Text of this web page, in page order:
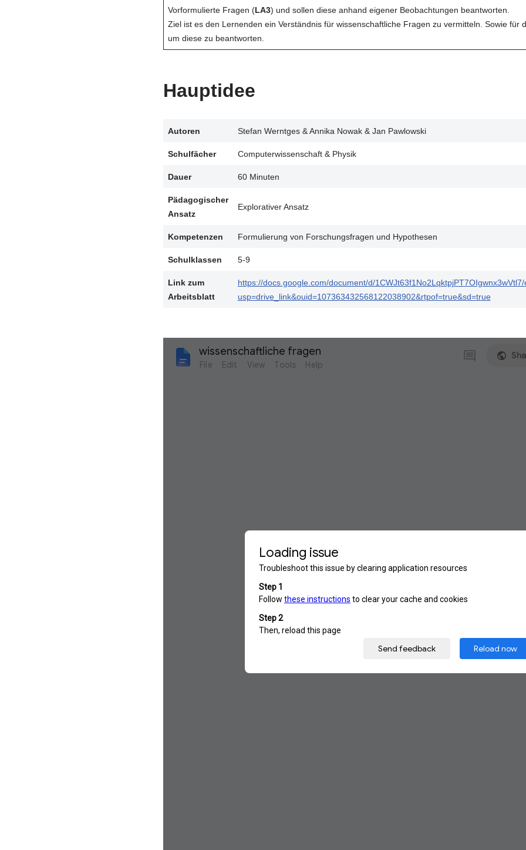
Vorformulierte Fragen (LA3) und sollen diese anhand eigener Beobachtungen beantworten.
Ziel ist es den Lernenden ein Verständnis für wissenschaftliche Fragen zu vermitteln. Sowie für
um diese zu beantworten.
Hauptidee
Autoren Stefan Werntges & Annika Nowak & Jan Pawlowski
Schulfächer Computerwissenschaft & Physik
Dauer 60 Minuten
Pädagogischer
Ansatz
Explorativer Ansatz
Kompetenzen Formulierung von Forschungsfragen und Hypothesen
Schulklassen 5-9
Link zum
Arbeitsblatt
https://docs.google.com/document/d/1CWJt63f1No2LqktpjPT7OIgwnx3wVtl7/
usp=drive_link&ouid=107363432568122038902&rtpof=true&sd=true